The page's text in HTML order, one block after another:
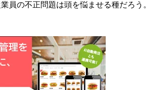
員の不正問題は頭を悩ませる種だろう。